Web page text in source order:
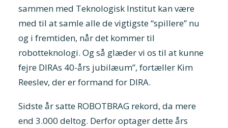
sammen med Teknologisk Institut kan være
med til at samle alle de vigtigste “spillere” nu
og i fremtiden, når det kommer til
robotteknologi. Og så glæder vi os til at kunne
fejre DIRAs 40-års jubilæum”, fortæller Kim
Reeslev, der er formand for DIRA.
Sidste år satte ROBOTBRAG rekord, da mere
end 3.000 deltog. Derfor optager dette års